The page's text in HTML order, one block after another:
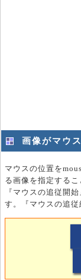
画像がマウ
マウスの位置を
る画像を指定する
『マウスの追従開
す。『マウスの追従